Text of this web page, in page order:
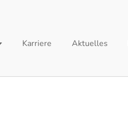
Karriere Aktuelles